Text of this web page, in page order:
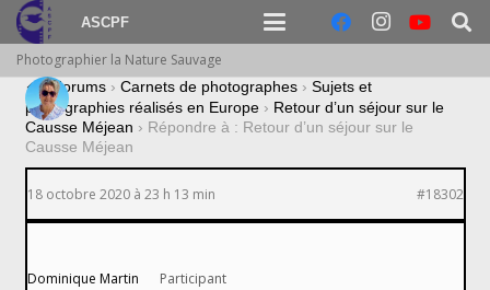
ASCPF
Photographier la Nature Sauvage
› Forums › Carnets de photographes › Sujets et
photographies réalisés en Europe › Retour d’un séjour sur le
Causse Méjean › Répondre à : Retour d’un séjour sur le
Causse Méjean
18 octobre 2020 à 23 h 13 min #18302
Dominique Martin Participant